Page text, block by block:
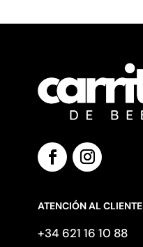
ATENCIÓN AL CLIENTE
+34 621 16 10 88